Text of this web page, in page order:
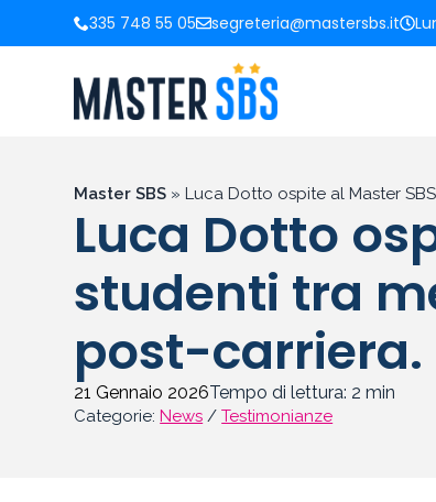
335 748 55 05 segreteria@mastersbs.it
Master SBS » Luca Dotto ospite al Master
Luca Dotto
studenti tra
post-carriera.
21 Gennaio 2026Tempo di lettura: 2 min
Categorie:News /Testimonianze